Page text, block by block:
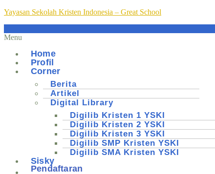
Yayasan Sekolah Kristen Indonesia – Great School
Menu
Home
Profil
Corner
Berita
Artikel
Digital Library
Digilib Kristen 1 YSKI
Digilib Kristen 2 YSKI
Digilib Kristen 3 YSKI
Digilib SMP Kristen YSKI
Digilib SMA Kristen YSKI
Sisky
Pendaftaran